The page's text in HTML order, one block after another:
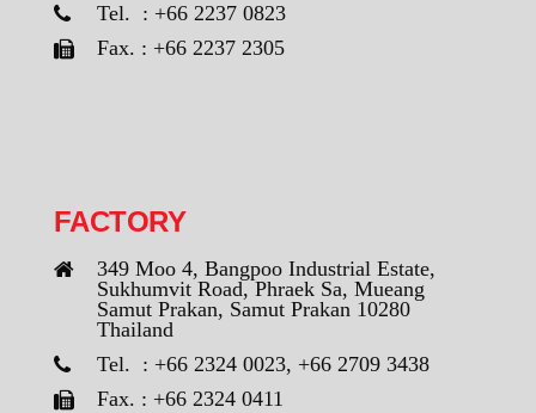
Tel. : +66 2237 0823
Fax. : +66 2237 2305
FACTORY
349 Moo 4, Bangpoo Industrial Estate,
Sukhumvit Road, Phraek Sa, Mueang
Samut Prakan, Samut Prakan 10280
Thailand
Tel. : +66 2324 0023, +66 2709 3438
Fax. : +66 2324 0411